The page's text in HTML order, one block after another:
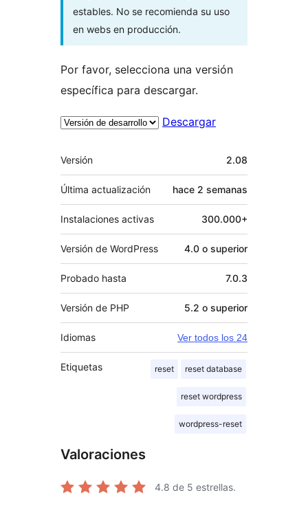
estables. No se recomienda su uso
en webs en producción.
Por favor, selecciona una versión
específica para descargar.
Descargar
Meta
Versión 2.08
Última actualización hace 2 semanas
Instalaciones activas 300.000+
Versión de WordPress 4.0 o superior
Probado hasta 7.0.3
Versión de PHP 5.2 o superior
Idiomas Ver todos los 24
Etiquetas reset reset database
reset wordpress
wordpress-reset
Valoraciones
4.8 de 5 estrellas.